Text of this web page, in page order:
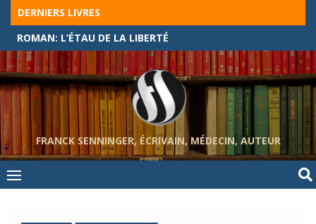
Skip
content
DERNIERS LIVRES
ROMAN: L’ÉTAU DE LA LIBERTÉ
FRANCK SENNINGER, ÉCRIVAIN, MÉDECIN, AUTEUR